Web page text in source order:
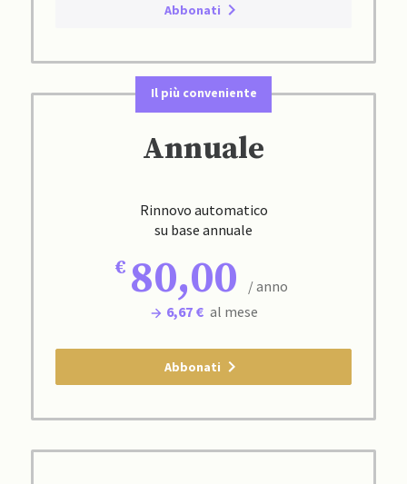
Abbonati
Il più conveniente
Annuale
Rinnovo automatico
su base annuale
80,00
/ anno
6,67 € al mese
Abbonati